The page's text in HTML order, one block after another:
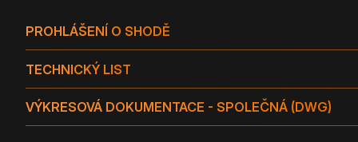
PROHLÁŠENÍ O SHODĚ
TECHNICKÝ LIST
VÝKRESOVÁ DOKUMENTACE - SPOLEČNÁ (DWG)